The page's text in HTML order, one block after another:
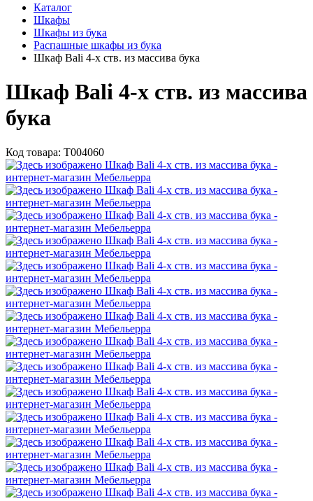
Каталог
Шкафы
Шкафы из бука
Распашные шкафы из бука
Шкаф Bali 4-х ств. из массива бука
Шкаф Bali 4-х ств. из массива
бука
Код товара: Т004060